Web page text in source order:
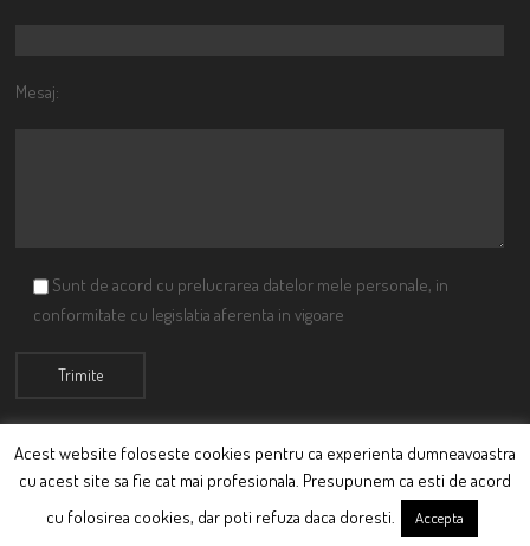
Mesaj:
Sunt de acord cu prelucrarea datelor mele personale, in
conformitate cu legislatia aferenta in vigoare
© Ciutacu 2015 Parte a Imperiului Ciutacesc.
Acest website foloseste cookies pentru ca experienta dumneavoastra
cu acest site sa fie cat mai profesionala. Presupunem ca esti de acord
cu folosirea cookies, dar poti refuza daca doresti.
Accepta